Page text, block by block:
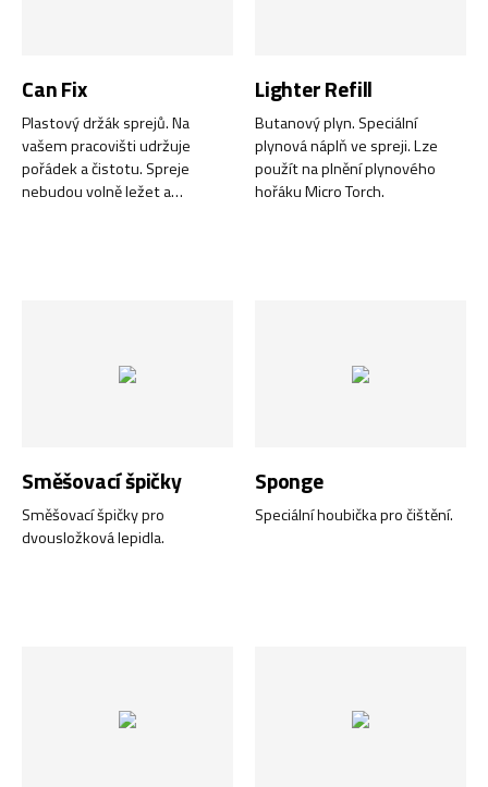
Can Fix
Plastový držák sprejů. Na
vašem pracovišti udržuje
pořádek a čistotu. Spreje
nebudou volně ležet a
Lighter Refill
Butanový plyn. Speciální
plynová náplň ve spreji. Lze
použít na plnění plynového
hořáku Micro Torch.
Směšovací špičky
Směšovací špičky pro
dvousložková lepidla.
Sponge
Speciální houbička pro čištění.